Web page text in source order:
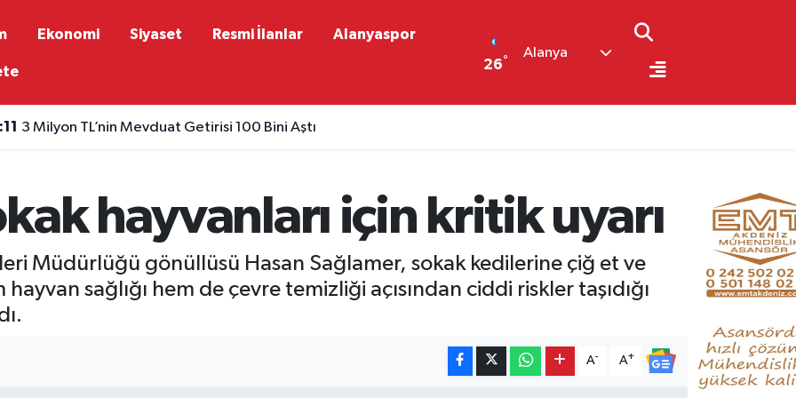
Ekonomi Siyaset Resmi İlanlar Alanyaspor
26°
Alanya
3 Milyon TL’nin Mevduat Getirisi 100 Bini Aştı
hayvanları için kritik uyarı
Müdürlüğü gönüllüsü Hasan Sağlamer, sokak kedilerine çiğ et ve
sağlığı hem de çevre temizliği açısından ciddi riskler taşıdığı
A- A+